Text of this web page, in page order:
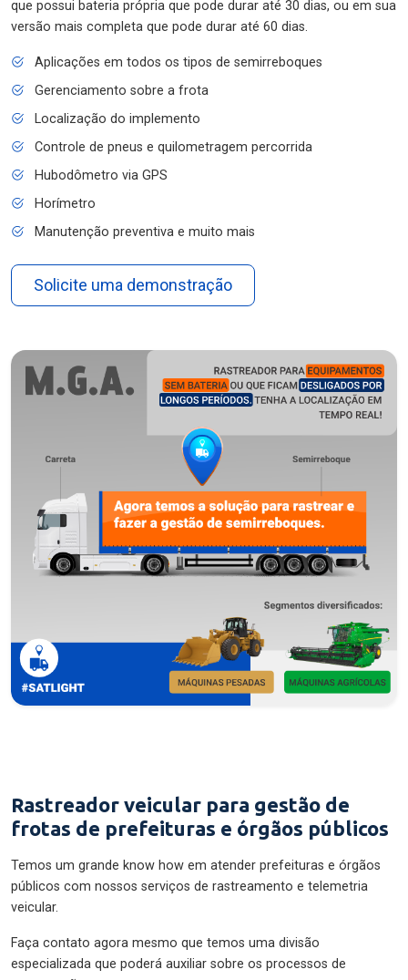
que possui bateria própria que pode durar até 30 dias, ou em sua
versão mais completa que pode durar até 60 dias.
Aplicações em todos os tipos de semirreboques
Gerenciamento sobre a frota
Localização do implemento
Controle de pneus e quilometragem percorrida
Hubodômetro via GPS
Horímetro
Manutenção preventiva e muito mais
Solicite uma demonstração
Rastreador veicular para gestão de
frotas de prefeituras e órgãos públicos
Temos um grande know how em atender prefeituras e órgãos
públicos com nossos serviços de rastreamento e telemetria
veicular.
Faça contato agora mesmo que temos uma divisão
especializada que poderá auxiliar sobre os processos de